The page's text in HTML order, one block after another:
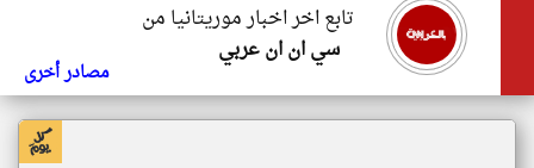
تابع اخر اخبار موريتانيا من
سي ان ان عربي
مصادر أخرى